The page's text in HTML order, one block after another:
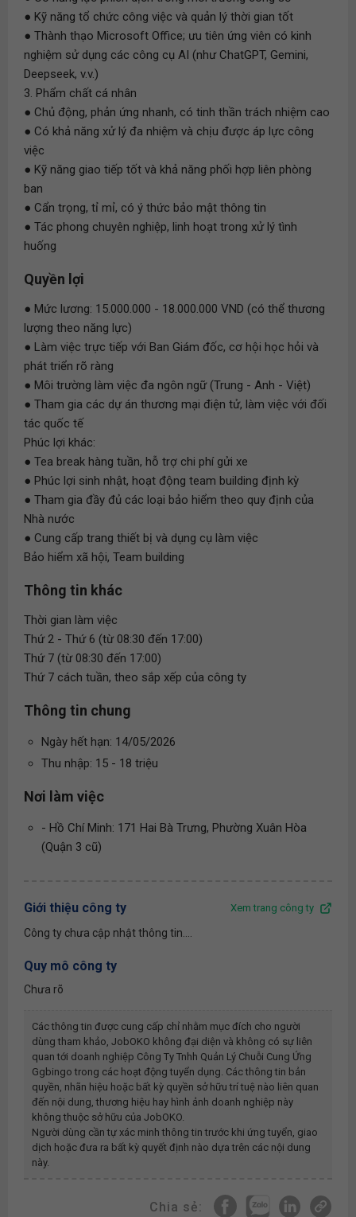
● Kỹ năng tổ chức công việc và quản lý thời gian tốt
● Thành thạo Microsoft Office; ưu tiên ứng viên có kinh
nghiệm sử dụng các công cụ AI (như ChatGPT, Gemini,
Deepseek, v.v.)
3. Phẩm chất cá nhân
● Chủ động, phản ứng nhanh, có tinh thần trách nhiệm cao
● Có khả năng xử lý đa nhiệm và chịu được áp lực công
việc
● Kỹ năng giao tiếp tốt và khả năng phối hợp liên phòng
ban
● Cẩn trọng, tỉ mỉ, có ý thức bảo mật thông tin
● Tác phong chuyên nghiệp, linh hoạt trong xử lý tình
huống
Quyền lợi
● Mức lương: 15.000.000 - 18.000.000 VND (có thể thương
lượng theo năng lực)
● Làm việc trực tiếp với Ban Giám đốc, cơ hội học hỏi và
phát triển rõ ràng
● Môi trường làm việc đa ngôn ngữ (Trung - Anh - Việt)
● Tham gia các dự án thương mại điện tử, làm việc với đối
tác quốc tế
Phúc lợi khác:
● Tea break hàng tuần, hỗ trợ chi phí gửi xe
● Phúc lợi sinh nhật, hoạt động team building định kỳ
● Tham gia đầy đủ các loại bảo hiểm theo quy định của
Nhà nước
● Cung cấp trang thiết bị và dụng cụ làm việc
Bảo hiểm xã hội, Team building
Thông tin khác
Thời gian làm việc
Thứ 2 - Thứ 6 (từ 08:30 đến 17:00)
Thứ 7 (từ 08:30 đến 17:00)
Thứ 7 cách tuần, theo sắp xếp của công ty
Thông tin chung
Ngày hết hạn: 14/05/2026
Thu nhập: 15 - 18 triệu
Nơi làm việc
- Hồ Chí Minh: 171 Hai Bà Trưng, Phường Xuân Hòa
(Quận 3 cũ)
Giới thiệu công ty Xem trang công ty
Công ty chưa cập nhật thông tin....
Quy mô công ty
Chưa rõ
Các thông tin được cung cấp chỉ nhằm mục đích cho người
dùng tham khảo, JobOKO không đại diện và không có sự liên
quan tới doanh nghiệp Công Ty Tnhh Quản Lý Chuỗi Cung Ứng
Ggbingo trong các hoạt động tuyển dụng. Các thông tin bản
quyền, nhãn hiệu hoặc bất kỳ quyền sở hữu trí tuệ nào liên quan
đến nội dung, thương hiệu hay hình ảnh doanh nghiệp này
không thuộc sở hữu của JobOKO.
Người dùng cần tự xác minh thông tin trước khi ứng tuyển, giao
dịch hoặc đưa ra bất kỳ quyết định nào dựa trên các nội dung
này.
Chia sẻ: